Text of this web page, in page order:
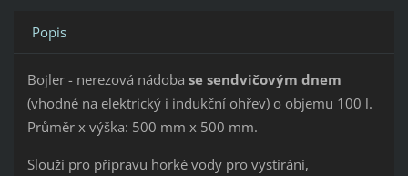
Popis
Bojler - nerezová nádoba se sendvičovým dnem
(vhodné na elektrický i indukční ohřev) o objemu 100 l.
Průměr x výška: 500 mm x 500 mm.
Slouží pro přípravu horké vody pro vystírání,